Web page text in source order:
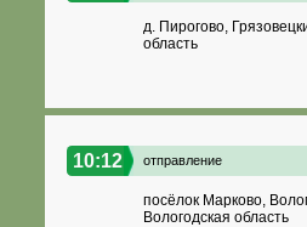
д. Пирогово,
область
10:12 отправление
посёлок Марково,
Вологодская область